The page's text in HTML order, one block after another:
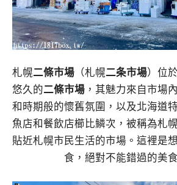
札幌二條市場 （札幌二条市場）位
悠久的二條市場 ，其魅力來自市場
和時期般的懷舊氛圍，以及北海道
魚店和餐飲店櫛比鱗次，被稱為札
貼近札幌市民生活的市場。這裡是
食，絕對不能錯過的美